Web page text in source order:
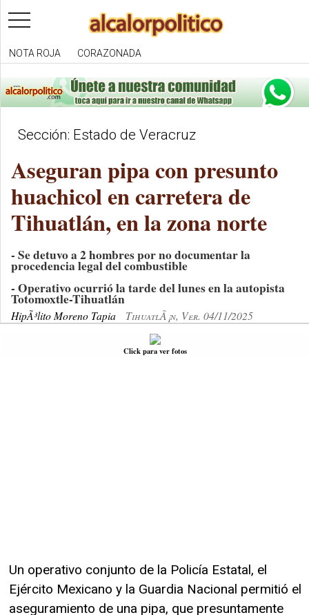
toggle
navigation
NOTA ROJA CORAZONADA
Sección: Estado de Veracruz
Aseguran pipa con presunto
huachicol en carretera de
Tihuatlán, en la zona norte
- Se detuvo a 2 hombres por no documentar la
procedencia legal del combustible
- Operativo ocurrió la tarde del lunes en la autopista
Totomoxtle-Tihuatlán
HipÃ³lito Moreno Tapia TihuatlÃ¡n, Ver. 04/11/2025
Click para ver fotos
Un operativo conjunto de la Policía Estatal, el
Ejército Mexicano y la Guardia Nacional permitió el
aseguramiento de una pipa, que presuntamente